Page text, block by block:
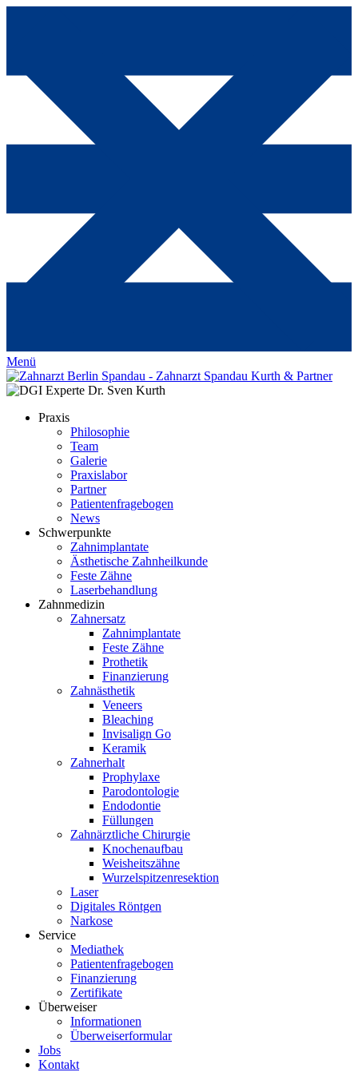
Menü
Praxis
Philosophie
Team
Galerie
Praxislabor
Partner
Patientenfragebogen
News
Schwerpunkte
Zahnimplantate
Ästhetische Zahnheilkunde
Feste Zähne
Laserbehandlung
Zahnmedizin
Zahnersatz
Zahnimplantate
Feste Zähne
Prothetik
Finanzierung
Zahnästhetik
Veneers
Bleaching
Invisalign Go
Keramik
Zahnerhalt
Prophylaxe
Parodontologie
Endodontie
Füllungen
Zahnärztliche Chirurgie
Knochenaufbau
Weisheitszähne
Wurzelspitzenresektion
Laser
Digitales Röntgen
Narkose
Service
Mediathek
Patientenfragebogen
Finanzierung
Zertifikate
Überweiser
Informationen
Überweiserformular
Jobs
Kontakt